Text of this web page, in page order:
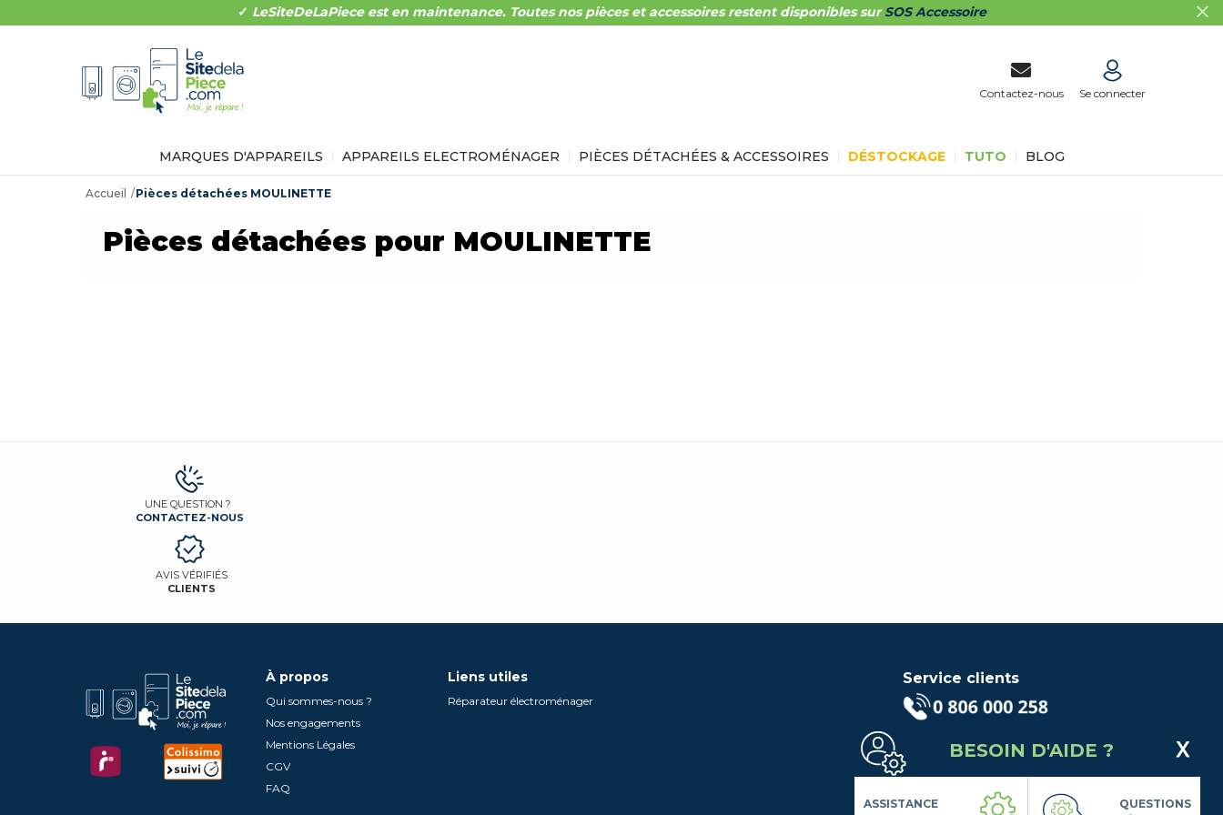
✓ LeSiteDeLaPiece est en maintenance. Toutes nos pièces et accessoires restent disponibles surSOS Accessoire
Contactez-nous Se connecter
MARQUES D'APPAREILS APPAREILS ELECTROMÉNAGER PIÈCES DÉTACHÉES & ACCESSOIRES DÉSTOCKAGE TUTO BLOG
Accueil Pièces détachées MOULINETTE
Pièces détachées pour MOULINETTE
UNE QUESTION ?
CONTACTEZ-NOUS
AVIS VÉRIFIÉS
CLIENTS
À propos
Qui sommes-nous ?
Nos engagements
Mentions Légales
CGV
FAQ
Liens utiles
Réparateur électroménager
Service clients
appel local)
Lundi au Vendredi de 9h à 18h
Contactez-Nous
Suivez-nous
BESOIN D'AIDE ?
ASSISTANCE
QUESTIONS